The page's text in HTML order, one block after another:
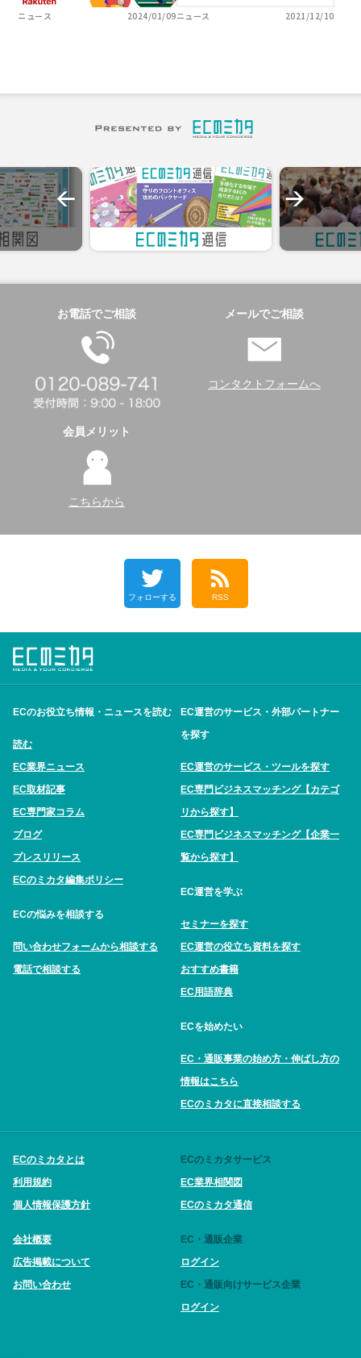
ニュース 2024/01/09ニュース 2021/12/10
お電話でご相談 メールでご相談
コンタクトフォームへ
会員メリット
こちらから
フォローする RSS
ECのお役立ち情報・ニュースを読む
読む
EC業界ニュース
EC取材記事
EC専門家コラム
ブログ
プレスリリース
ECのミカタ編集ポリシー
ECの悩みを相談する
問い合わせフォームから相談する
電話で相談する
EC運営のサービス・外部パートナー
を探す
EC運営のサービス・ツールを探す
EC専門ビジネスマッチング【カテゴ
リから探す】
EC専門ビジネスマッチング【企業一
覧から探す】
EC運営を学ぶ
セミナーを探す
EC運営の役立ち資料を探す
おすすめ書籍
EC用語辞典
ECを始めたい
EC・通販事業の始め方・伸ばし方の
情報はこちら
ECのミカタに直接相談する
ECのミカタとは
利用規約
個人情報保護方針
会社概要
広告掲載について
お問い合わせ
ECのミカタサービス
EC業界相関図
ECのミカタ通信
EC・通販企業
ログイン
EC・通販向けサービス企業
ログイン